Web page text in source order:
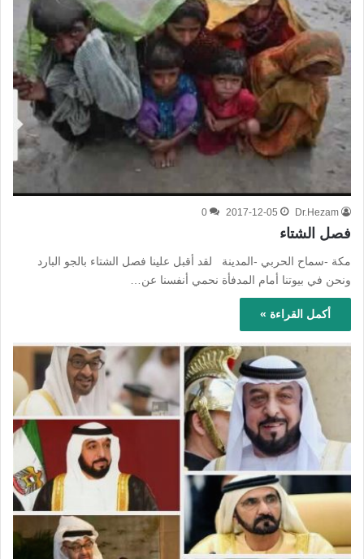
Dr.Hezam
2017-12-05
0
فصل الشتاء
مكة -سماح الحربي -المدينة لقد أقبل علينا فصل الشتاء بالجو البارد
ونحن في بيوتنا أمام المدفأة نحمي أنفسنا عن…
أكمل القراءة »